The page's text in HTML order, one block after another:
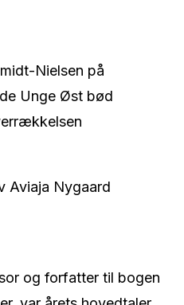
Nielsen på
Unge Øst bød
Aviaja Nygaard
og forfatter til bogen